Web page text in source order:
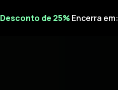
Desconto de 25%Encerra em: